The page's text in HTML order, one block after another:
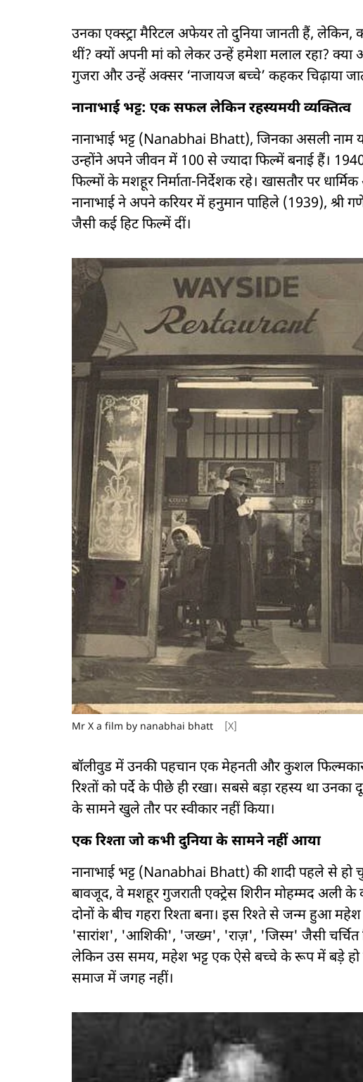
उनका एक्स्ट्रा मैरिटल अफेयर तो दुनिया जानती हैं,
थीं? क्यों अपनी मां को लेकर उन्हें हमेशा मलाल रहा?
गुजरा और उन्हें अक्सर ‘नाजायज बच्चे’ कहकर चिढ़ाया
नानाभाई भट्ट: एक सफल लेकिन रहस्यमयी व्यक्तित्व
नानाभाई भट्ट (Nanabhai Bhatt), जिनका असली नाम
उन्होंने अपने जीवन में 100 से ज्यादा फिल्में बनाई हैं।
फिल्मों के मशहूर निर्माता-निर्देशक रहे। खासतौर पर
नानाभाई ने अपने करियर में हनुमान पाहिले (1939), श्री
जैसी कई हिट फिल्में दीं।
Mr X a film by nanabhai bhatt [X]
बॉलीवुड में उनकी पहचान एक मेहनती और कुशल
रिश्तों को पर्दे के पीछे ही रखा। सबसे बड़ा रहस्य था उनका
के सामने खुले तौर पर स्वीकार नहीं किया।
एक रिश्ता जो कभी दुनिया के सामने नहीं आया
नानाभाई भट्ट (Nanabhai Bhatt) की शादी पहले से
बावजूद, वे मशहूर गुजराती एक्ट्रेस शिरीन मोहम्मद अली
दोनों के बीच गहरा रिश्ता बना। इस रिश्ते से जन्म हुआ
'सारांश', 'आशिकी', 'जख्म', 'राज़', 'जिस्म' जैसी
लेकिन उस समय, महेश भट्ट एक ऐसे बच्चे के रूप में बड़े हो
समाज में जगह नहीं।